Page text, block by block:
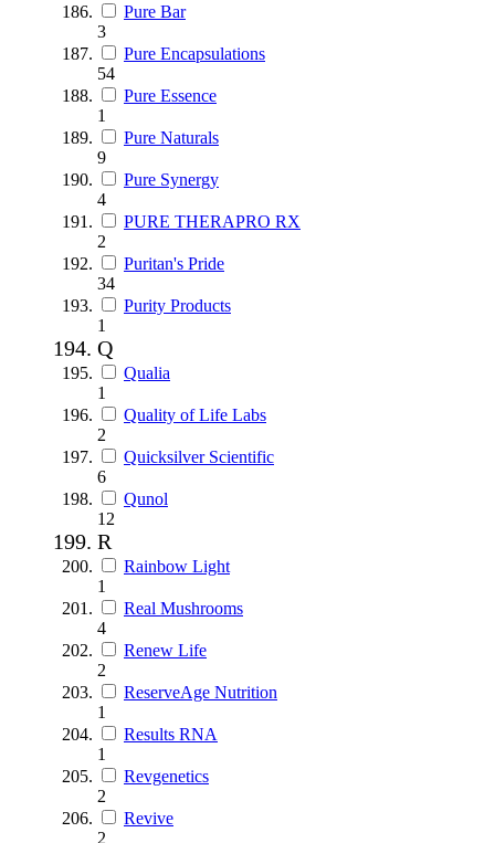
Pure Bar
3
Pure Encapsulations
54
Pure Essence
1
Pure Naturals
9
Pure Synergy
4
PURE THERAPRO RX
2
Puritan's Pride
34
Purity Products
1
Q
Qualia
1
Quality of Life Labs
2
Quicksilver Scientific
6
Qunol
12
R
Rainbow Light
1
Real Mushrooms
4
Renew Life
2
ReserveAge Nutrition
1
Results RNA
1
Revgenetics
2
Revive
2